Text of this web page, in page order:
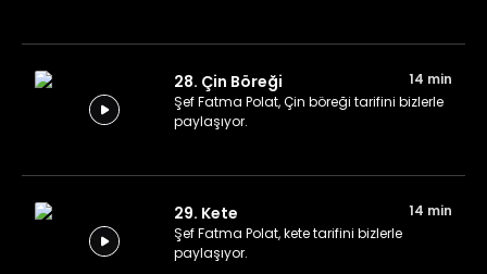
28. Çin Böreği
14 min
Şef Fatma Polat, Çin böreği tarifini bizlerle
paylaşıyor.
29. Kete
14 min
Şef Fatma Polat, kete tarifini bizlerle
paylaşıyor.